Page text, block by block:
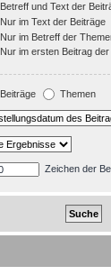
Betreff und Text der
Nur im Text der Beiträge
Nur im Betreff der
Nur im ersten Beitrag
Beiträge Themen
Zeichen der